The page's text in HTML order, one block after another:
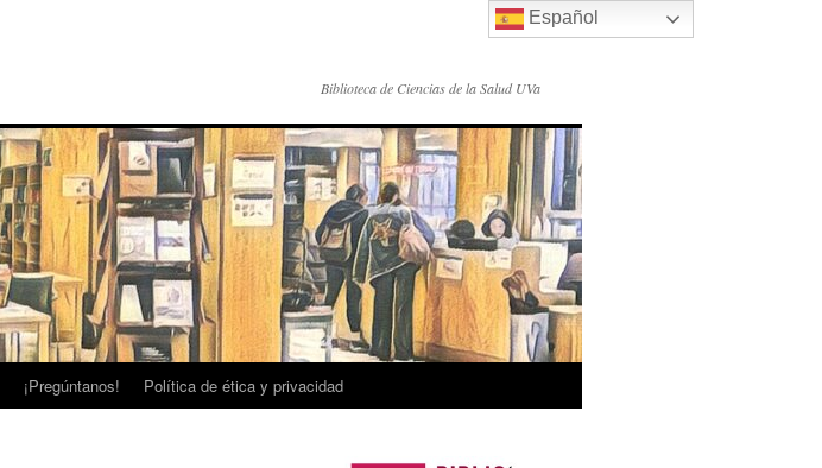
Biblioteca de Ciencias de la Salud UVa
¡Pregúntanos! Política de ética y privacidad
Español